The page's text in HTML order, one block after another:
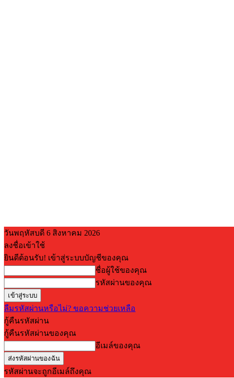
วันพฤหัสบดี 6 สิงหาคม 2026
ลงชื่อเข้าใช้
ยินดีต้อนรับ! เข้าสู่ระบบบัญชีของคุณ
ชื่อผู้ใช้ของคุณ
รหัสผ่านของคุณ
ลืมรหัสผ่านหรือไม่? ขอความช่วยเหลือ
กู้คืนรหัสผ่าน
กู้คืนรหัสผ่านของคุณ
อีเมล์ของคุณ
รหัสผ่านจะถูกอีเมล์ถึงคุณ